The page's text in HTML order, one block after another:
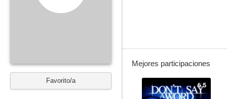
Favorito/a
Mejores participaciones
6.5